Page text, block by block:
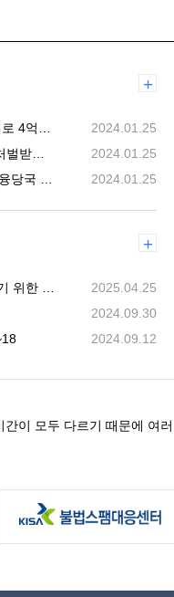
+
빌린다
2024.01.25
국회 통과
2024.01.25
제"(종합)
2024.01.25
+
(25년 7월)
2025.04.25
2024.09.30
2024.09.12
이 모두 다르기 때문에 여